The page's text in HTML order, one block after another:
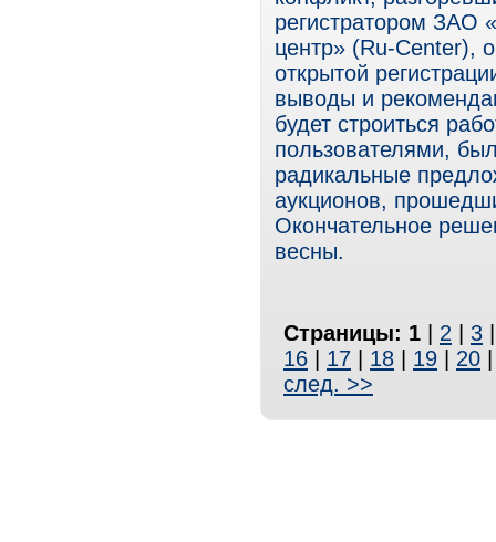
регистратором ЗАО
центр» (Ru-Center),
открытой
выводы и
будет строиться
пользователями,
радикальные
аукционов,
Окончательное
весны.
Страницы: 1 2 3
16
17 18 19 20
след. >>